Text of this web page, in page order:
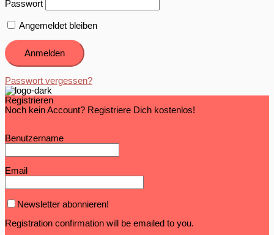
Passwort
Angemeldet bleiben
Passwort vergessen?
Registrieren
Noch kein Account? Registriere Dich kostenlos!
Benutzername
Email
Newsletter abonnieren!
Registration confirmation will be emailed to you.